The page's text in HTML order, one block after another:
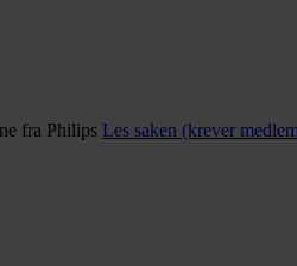
fra Philips Les saken (krever